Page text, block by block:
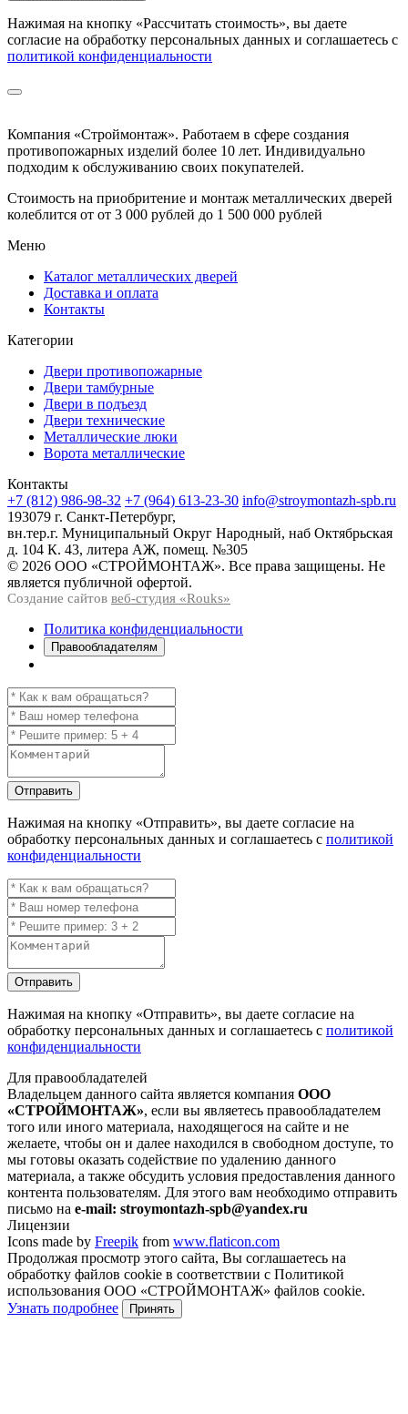
Нажимая на кнопку «Рассчитать стоимость», вы даете
согласие на обработку персональных данных и соглашаетесь с
политикой конфиденциальности
Компания «Строймонтаж». Работаем в сфере создания
противопожарных изделий более 10 лет. Индивидуально
подходим к обслуживанию своих покупателей.
Стоимость на приобритение и монтаж металлических дверей
колеблится от от 3 000 рублей до 1 500 000 рублей
Меню
Каталог металлических дверей
Доставка и оплата
Контакты
Категории
Двери противопожарные
Двери тамбурные
Двери в подъезд
Двери технические
Металлические люки
Ворота металлические
Контакты
+7 (812) 986-98-32 +7 (964) 613-23-30 info@stroymontazh-spb.ru
193079 г. Санкт-Петербург,
вн.тер.г. Муниципальный Округ Народный, наб Октябрьская
д. 104 К. 43, литера АЖ, помещ. №305
© 2026 ООО «СТРОЙМОНТАЖ». Все права защищены. Не
является публичной офертой.
Создание сайтов веб-студия «Rouks»
Политика конфиденциальности
Правообладателям
Отправить
Нажимая на кнопку «Отправить», вы даете согласие на
обработку персональных данных и соглашаетесь с политикой
конфиденциальности
Отправить
Нажимая на кнопку «Отправить», вы даете согласие на
обработку персональных данных и соглашаетесь с политикой
конфиденциальности
Для правообладателей
Владельцем данного сайта является компания ООО
«СТРОЙМОНТАЖ», если вы являетесь правообладателем
того или иного материала, находящегося на сайте и не
желаете, чтобы он и далее находился в свободном доступе, то
мы готовы оказать содействие по удалению данного
материала, а также обсудить условия предоставления данного
контента пользователям. Для этого вам необходимо отправить
письмо на e-mail: stroymontazh-spb@yandex.ru
Лицензии
Icons made by Freepik from www.flaticon.com
Продолжая просмотр этого сайта, Вы соглашаетесь на
обработку файлов cookie в соответствии с Политикой
использования ООО «СТРОЙМОНТАЖ» файлов cookie.
Узнать подробнее
Принять